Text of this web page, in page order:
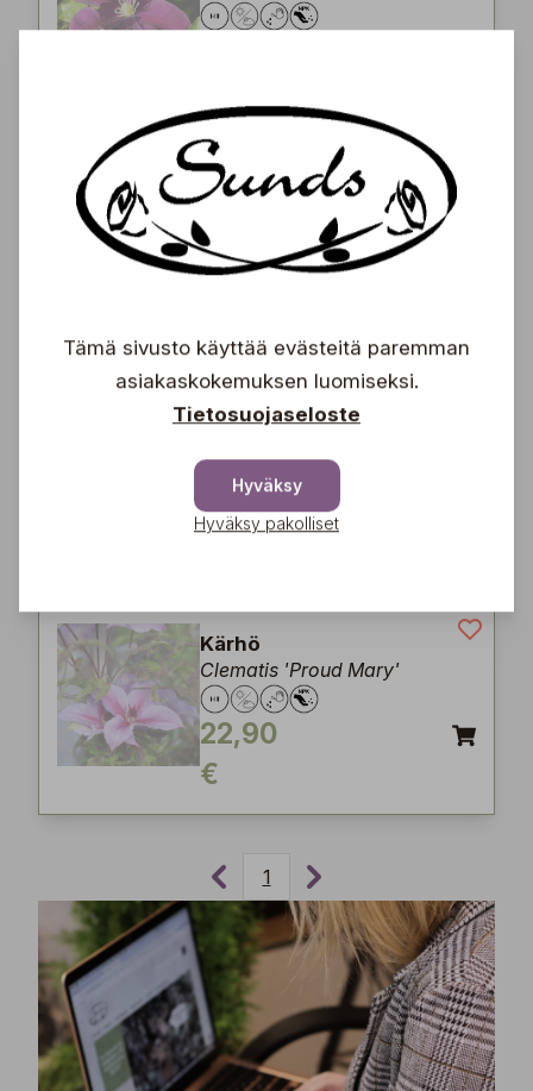
Loistokärhö
Clematis patens-gr ''Multi
Blue'
€
Loistokärhö
17,90
Kärhö
Clematis 'Proud Mary'
22,90
€
1
Tämä sivusto käyttää evästeitä paremman
asiakaskokemuksen luomiseksi.
Tietosuojaseloste
Hyväksy
Hyväksy pakolliset